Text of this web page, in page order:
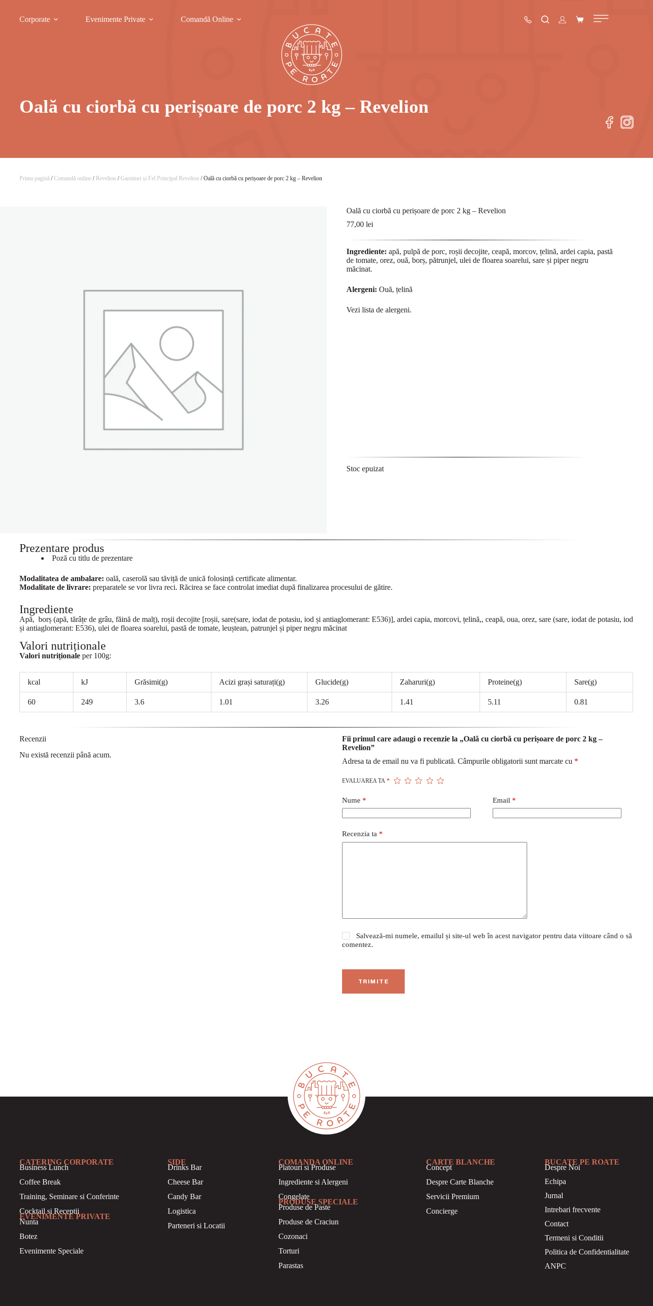
Corporate Evenimente Private Comandă Online
Oală cu ciorbă cu perișoare de porc 2 kg – Revelion
Prima pagină /Comandă online / Revelion /Garnituri și Fel Principal Revelion / Oală cu ciorbă cu perișoare de porc 2 kg – Revelion
Oală cu ciorbă cu perișoare de porc 2 kg – Revelion
77,00 lei
Ingrediente: apă, pulpă de porc, roșii decojite, ceapă, morcov, țelină, ardei capia, pastă
de tomate, orez, ouă, borș, pătrunjel, ulei de floarea soarelui, sare și piper negru
măcinat.
Alergeni: Ouă, țelină
Vezi lista de alergeni.
Stoc epuizat
Prezentare produs
Poză cu titlu de prezentare
Modalitatea de ambalare: oală, caserolă sau tăviță de unică folosință certificate alimentar.
Modalitate de livrare: preparatele se vor livra reci. Răcirea se face controlat imediat după finalizarea procesului de gătire.
Ingrediente
Apă, borș (apă, tărâțe de grâu, făină de malț), roșii decojite [roșii, sare(sare, iodat de potasiu, iod și antiaglomerant: E536)], ardei capia, morcovi, țelină,, ceapă, oua, orez, sare (sare, iodat de potasiu, iod
și antiaglomerant: E536), ulei de floarea soarelui, pastă de tomate, leuștean, patrunjel și piper negru măcinat
Valori nutriționale
Valori nutriționale per 100g:
kcal kJ Grăsimi(g) Acizi grași saturați(g) Glucide(g) Zaharuri(g) Proteine(g) Sare(g)
60 249 3.6 1.01 3.26 1.41 5.11 0.81
Recenzii
Nu există recenzii până acum.
Fii primul care adaugi o recenzie la „Oală cu ciorbă cu perișoare de porc 2 kg –
Revelion”
Adresa ta de email nu va fi publicată. Câmpurile obligatorii sunt marcate cu *
EVALUAREA TA *
Nume * Email *
Recenzia ta *
Salvează-mi numele, emailul și site-ul web în acest navigator pentru data viitoare când o să
comentez.
TRIMITE
CATERING CORPORATE
BusinessLunch
Coffee Break
Training, Seminare si Conferinte
Cocktail si Receptii
EVENIMENTE PRIVATE
Nunta
Botez
Evenimente Speciale
SIDE
Drinks Bar
Cheese Bar
Candy Bar
Logistica
Parteneri si Locatii
COMANDA ONLINE
Platouri si Produse
Ingrediente si Alergeni
Congelate
PRODUSE SPECIALE
Produse de Paste
Produse de Craciun
Cozonaci
Torturi
Parastas
CARTE BLANCHE
Concept
Despre Carte Blanche
Servicii Premium
Concierge
BUCATE PE ROATE
Despre Noi
Echipa
Jurnal
Intrebari frecvente
Contact
Termeni si Conditii
Politica de Confidentialitate
ANPC